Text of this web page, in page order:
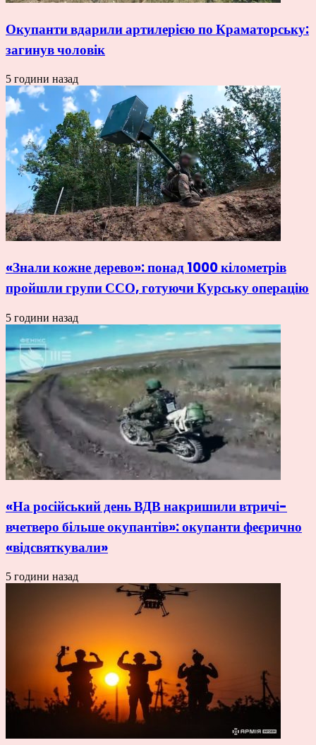
Окупанти вдарили артилерією по Краматорську:
загинув чоловік
5 години назад
«Знали кожне дерево»: понад 1000 кілометрів
пройшли групи ССО, готуючи Курську операцію
5 години назад
«На російський день ВДВ накришили втричі-
вчетверо більше окупантів»: окупанти феєрично
«відсвяткували»
5 години назад